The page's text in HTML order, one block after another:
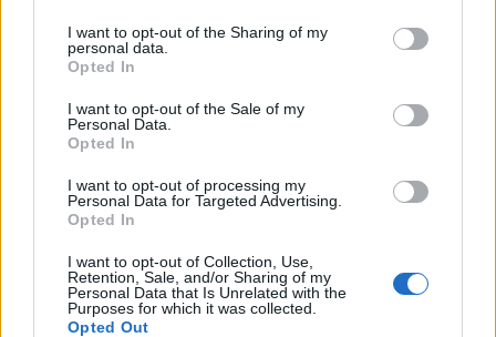
not limited to your visit or usage behaviour. You may click to
grant or deny consent to Google and its third-party tags to
use your data for below specified purposes in below Google
consent section.
I want to opt-out of the Sharing of my
personal data.
Opted In
I want to opt-out of the Sale of my
Personal Data.
Opted In
I want to opt-out of processing my
Personal Data for Targeted Advertising.
Opted In
I want to opt-out of Collection, Use,
Retention, Sale, and/or Sharing of my
Personal Data that Is Unrelated with the
Purposes for which it was collected.
Opted Out
Φενέρμπαχτσε: Αντέγραψε τον ποδοσφαιρικό
Παναθηναϊκό με Spiderman και Λιβάι Γκαρσία!
Ντέιβις μέσα στη Βαλένθια
ΛΟΡΕΝΤΖΟ ΜΠΡΑΟΥΝ